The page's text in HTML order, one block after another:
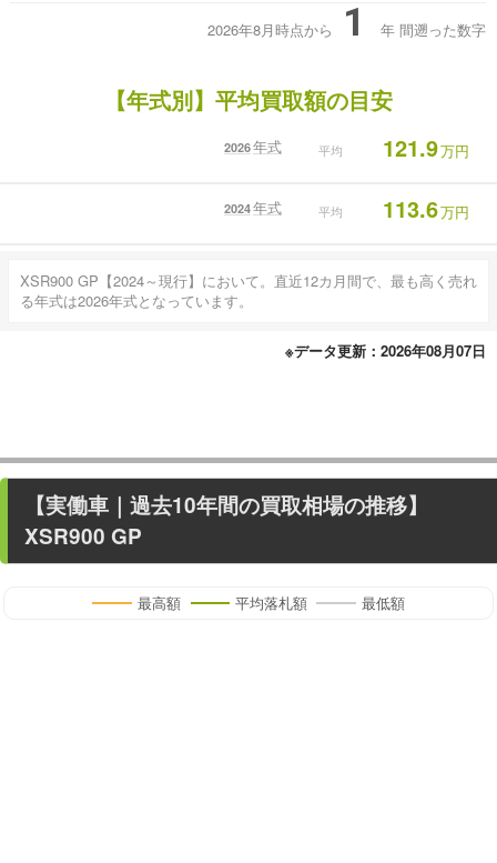
2026年8月時点から 1 年 間遡った数字
【年式別】平均買取額の目安
2026年式 平均 121.9万円
2024年式 平均 113.6万円
XSR900 GP【2024～現行】において。直近12カ月間で、最も高く売れ
る年式は2026年式となっています。
※データ更新：2026年08月07日
【実働車 ｜過去10年間の買取相場の推移】
XSR900 GP
最高額 平均落札額 最低額